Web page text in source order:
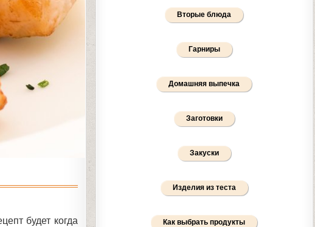
будет когда
Вторые блюда
Гарниры
Домашняя выпечка
Заготовки
Закуски
Изделия из теста
Как выбрать продукты